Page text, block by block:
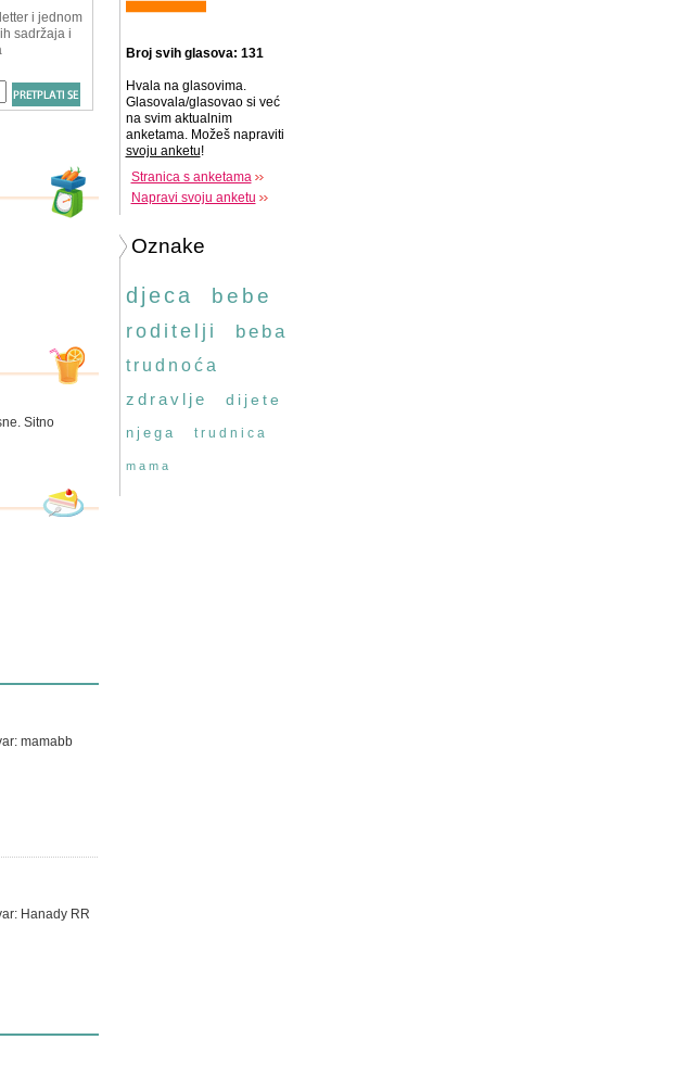
Sitno
mamabb
Hanady RR
Broj svih glasova: 131
Hvala na glasovima.
Glasovala/glasovao si već
na svim aktualnim
anketama. Možeš napraviti
svoju anketu!
Stranica s anketama
Napravi svoju anketu
Oznake
djeca bebe
roditelji beba
trudnoća
zdravlje
dijete
njega trudnica
mama